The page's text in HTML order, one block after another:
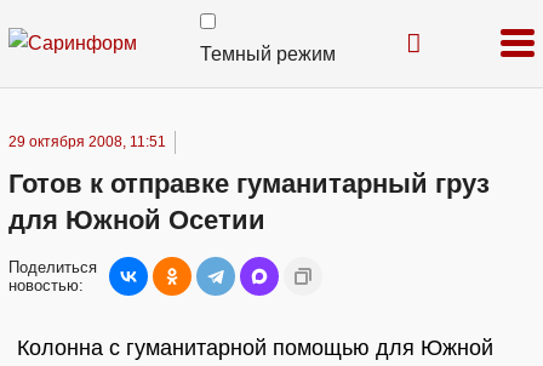
Темный режим
29 октября 2008, 11:51
Готов к отправке гуманитарный груз
для Южной Осетии
Поделиться
новостью:
Колонна с гуманитарной помощью для Южной